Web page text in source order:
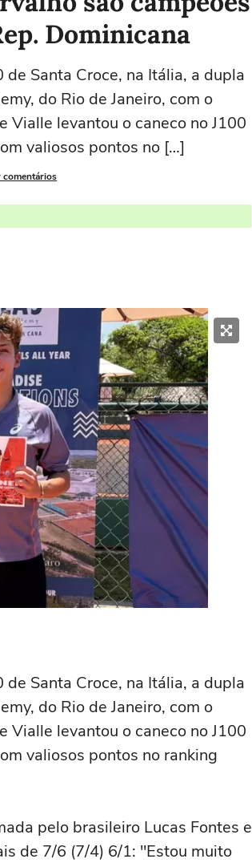
Dominicana
Santa Croce, na Itália, a dupla
do Rio de Janeiro, com o
Vialle levantou o caneco no J100
valiosos pontos no […]
comentários
Santa Croce, na Itália, a dupla
do Rio de Janeiro, com o
Vialle levantou o caneco no J100
valiosos pontos no ranking
pelo brasileiro Lucas Fontes e
de 7/6 (7/4) 6/1: "Estou muito